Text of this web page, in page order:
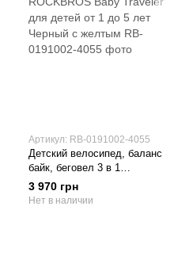
Артикул: RB-0191002-4055
Детский велосипед, баланс
байк, беговел 3 в 1
ROCKBROS Baby Traveler для
детей от 1 до 5 лет Черный с
3 970 грн
Нет в наличии